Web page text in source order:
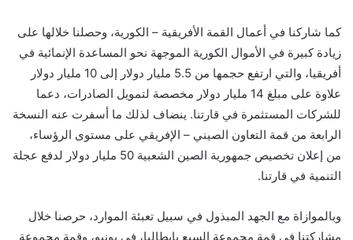
كما شاركنا في أعمال القمة الأفريقية – الكورية، وحصلنا خلالها على
زيادة كبيرة في الأموال الكورية الموجهة نحو المساعدة الإنمائية في
أفريقيا، والتي ارتفع حجمها من 5.5 مليار دولار إلى 10 مليار دولار
علاوة على مبلغ 14 مليار دولار مخصصة لتمويل الصادرات، دعما
للشركات المستثمرة في قارتنا. ينضاف لذلك ما أسفرت عنه النسخة
الرابعة من قمة التعاون الصيني – الإفريقي على مستوى الرؤساء،
من إعلان تخصيص جمهورية الصين الشعبية 50 مليار دولار لدفع عجلة
التنمية في قارتنا.
وبالموازاة مع الجهد المبذول في سبيل تعبئة الموارد، حرصنا خلال
مشاركتنا في قمة مجموعة السبع بإيطاليا، في يونيو، وقمة مجموعة